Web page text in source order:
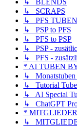
↳ BLENDS
↳ SCRAPS
↳ PFS TUBEN
↳ PSP to PFS
↳ PFS to PSP
↳ PSP -
↳ PFS -
* AI TUBEN
↳ Monatstuben
↳ Tutorial
↳ AI Special
↳ ChatGPT
*
↳